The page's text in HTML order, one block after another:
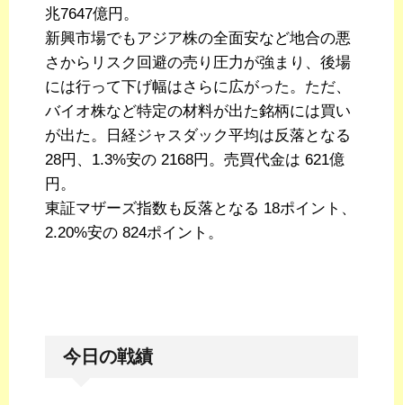
兆7647億円。
新興市場でもアジア株の全面安など地合の悪
さからリスク回避の売り圧力が強まり、後場
には行って下げ幅はさらに広がった。ただ、
バイオ株など特定の材料が出た銘柄には買い
が出た。日経ジャスダック平均は反落となる
28円、1.3%安の 2168円。売買代金は 621億
円。
東証マザーズ指数も反落となる 18ポイント、
2.20%安の 824ポイント。
今日の戦績